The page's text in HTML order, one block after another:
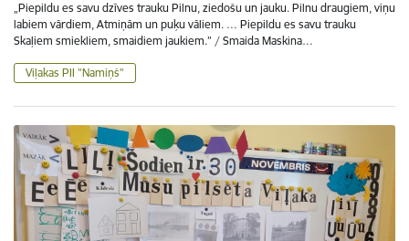
„Piepildu es savu dzīves trauku Pilnu, ziedošu un jauku. Pilnu draugiem, viņu
labiem vārdiem, Atmiņām un puķu vāliem. … Piepildu es savu trauku
Skaļiem smiekliem, smaidiem jaukiem.” / Smaida Maskina…
Viļakas PII "Namiņš"